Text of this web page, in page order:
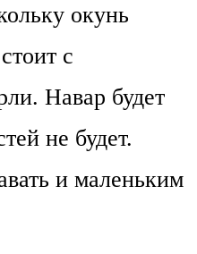
окунь
с
Навар будет
не будет.
и маленьким